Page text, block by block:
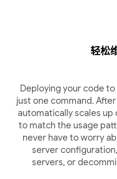
轻松
Deploying your code
just one command.
automatically scales
to match the usage
never have to worry
server
servers, or